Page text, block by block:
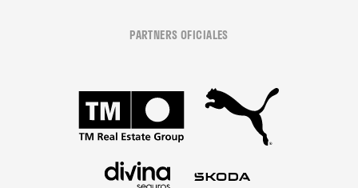
PARTNERS OFICIALES